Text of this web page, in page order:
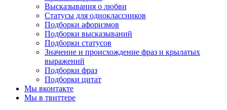
Высказывания о любви
Статусы для одноклассников
Подборки афоризмов
Подборки высказываний
Подборки статусов
Значение и происхождение фраз и крылатых
выражений
Подборки фраз
Подборки цитат
Мы вконтакте
Мы в твиттере